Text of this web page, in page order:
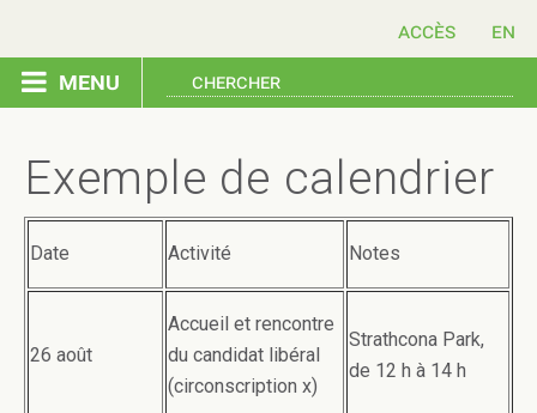
menu
accès
Exemple de calendrier
Date Activité Notes
26 août
Accueil et rencontre
du candidat libéral
(circonscription x)
Strathcona Park,
de 12 h à 14 h